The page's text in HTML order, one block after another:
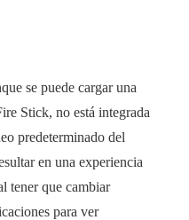
se puede cargar una
Stick, no está integrada
predeterminado del
en una experiencia
tener que cambiar
para ver